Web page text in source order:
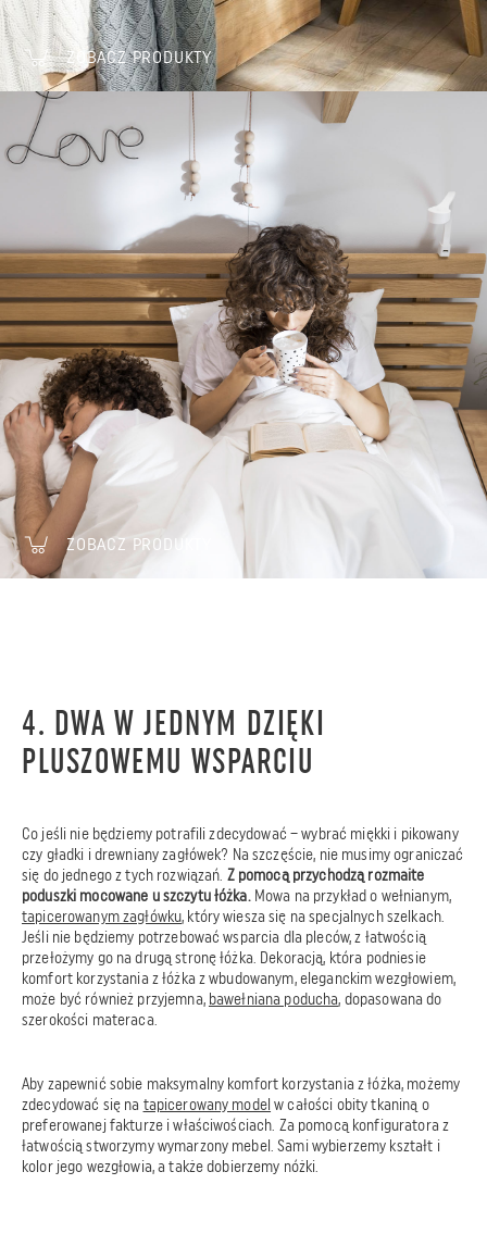
ZOBACZ PRODUKTY
ZOBACZ PRODUKTY
4. DWA W JEDNYM DZIĘKI
PLUSZOWEMU WSPARCIU
Co jeśli nie będziemy potrafili zdecydować – wybrać miękki i pikowany
czy gładki i drewniany zagłówek? Na szczęście, nie musimy ograniczać
się do jednego z tych rozwiązań. Z pomocą przychodzą rozmaite
poduszki mocowane u szczytu łóżka. Mowa na przykład o wełnianym,
tapicerowanym zagłówku, który wiesza się na specjalnych szelkach.
Jeśli nie będziemy potrzebować wsparcia dla pleców, z łatwością
przełożymy go na drugą stronę łóżka. Dekoracją, która podniesie
komfort korzystania z łóżka z wbudowanym, eleganckim wezgłowiem,
może być również przyjemna, bawełniana poducha, dopasowana do
szerokości materaca.
Aby zapewnić sobie maksymalny komfort korzystania z łóżka, możemy
zdecydować się na tapicerowany model w całości obity tkaniną o
preferowanej fakturze i właściwościach. Za pomocą konfiguratora z
łatwością stworzymy wymarzony mebel. Sami wybierzemy kształt i
kolor jego wezgłowia, a także dobierzemy nóżki.